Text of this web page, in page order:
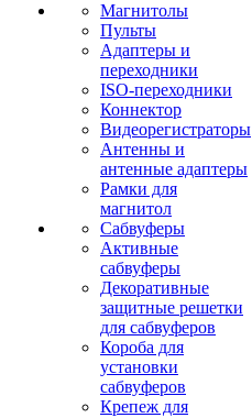
Магнитолы
Пульты
Адаптеры и
переходники
ISO-переходники
Коннектор
Видеорегистраторы
Антенны и
антенные адаптеры
Рамки для
магнитол
Сабвуферы
Активные
сабвуферы
Декоративные
защитные решетки
для сабвуферов
Короба для
установки
сабвуферов
Крепеж для